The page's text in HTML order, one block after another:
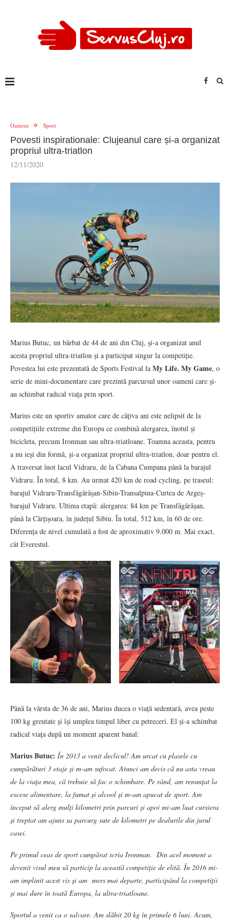
Oameni Sport
Povesti inspirationale: Clujeanul care și-a organizat
propriul ultra-triatlon
12/11/2020
Marius Butuc, un bărbat de 44 de ani din Cluj, și-a organizat anul
acesta propriul ultra-triatlon și a participat singur la competiție.
Povestea lui este prezentată de Sports Festival la My Life. My Game, o
serie de mini-documentare care prezintă parcursul unor oameni care și-
au schimbat radical viața prin sport.
Marius este un sportiv amator care de câțiva ani este nelipsit de la
competițiile extreme din Europa ce combină alergarea, înotul și
bicicleta, precum Ironman sau ultra-triatloane. Toamna aceasta, pentru
a nu ieși din formă, și-a organizat propriul ultra-triatlon, doar pentru el.
A traversat înot lacul Vidraru, de la Cabana Cumpana până la barajul
Vidraru. În total, 8 km. Au urmat 420 km de road cycling, pe traseul:
barajul Vidraru-Transfăgărășan-Sibiu-Transalpina-Curtea de Argeș-
barajul Vidraru. Ultima etapă: alergarea: 84 km pe Transfăgărășan,
până la Cârțișoara, în județul Sibiu. În total, 512 km, în 60 de ore.
Diferența de nivel cumulată a fost de aproximativ 9.000 m. Mai exact,
cât Everestul.
Până la vârsta de 36 de ani, Marius ducea o viață sedentară, avea peste
100 kg greutate și își umplea timpul liber cu petreceri. El și-a schimbat
radical viața după un moment aparent banal:
Marius Butuc: În 2013 a venit declicul! Am urcat cu plasele cu
cumpărături 3 etaje și m-am sufocat. Atunci am decis că nu asta vreau
de la viața mea, că trebuie să fac o schimbare. Pe rând, am renunțat la
excese alimentare, la fumat și alcool și m-am apucat de sport. Am
început să alerg mulți kilometri prin parcuri și apoi mi-am luat cursiera
și treptat am ajuns sa parcurg sute de kilometri pe dealurile din jurul
casei.
Pe primul ceas de sport cumpărat scria Ironman. Din acel moment a
devenit visul meu să particip la această competiție de elită. În 2016 mi-
am implinit acest vis și am mers mai departe, participând la competiții
și mai dure în toată Europa, la ultra-triatloane.
Sportul a venit ca o salvare.Am slăbit 20 kg în primele 6 luni. Acum,